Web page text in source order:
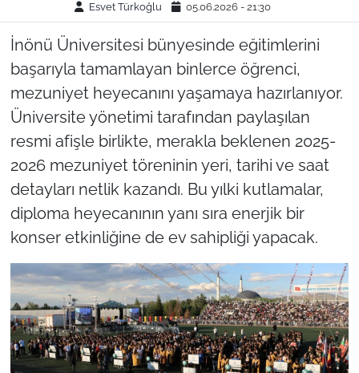
Esvet Türkoğlu 05.06.2026 - 21:30
İnönü Üniversitesi bünyesinde eğitimlerini
başarıyla tamamlayan binlerce öğrenci,
mezuniyet heyecanını yaşamaya hazırlanıyor.
Üniversite yönetimi tarafından paylaşılan
resmi afişle birlikte, merakla beklenen 2025-
2026 mezuniyet töreninin yeri, tarihi ve saat
detayları netlik kazandı. Bu yılki kutlamalar,
diploma heyecanının yanı sıra enerjik bir
konser etkinliğine de ev sahipliği yapacak.